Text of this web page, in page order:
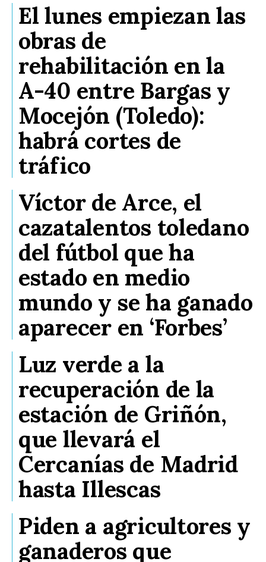
El lunes empiezan las
obras de
rehabilitación en la
A-40 entre Bargas y
Mocejón (Toledo):
habrá cortes de
tráfico
Víctor de Arce, el
cazatalentos toledano
del fútbol que ha
estado en medio
mundo y se ha ganado
aparecer en ‘Forbes’
Luz verde a la
recuperación de la
estación de Griñón,
que llevará el
Cercanías de Madrid
hasta Illescas
Piden a agricultores y
ganaderos que